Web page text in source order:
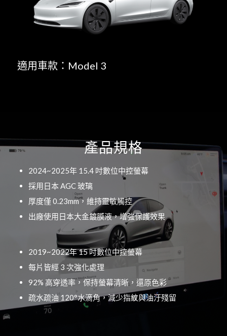
適用車款：Model 3
產品規格
2024~2025年 15.4 吋數位中控螢幕
採用日本 AGC 玻璃
厚度僅 0.23mm，維持靈敏觸控
出廠使用日本大金鍍膜液，增強保護效果
2019~2022年 15 吋數位中控螢幕
每片皆經 3 次強化處理
92% 高穿透率，保持螢幕清晰，還原色彩
疏水疏油 120°水滴角，減少指紋與油汙殘留